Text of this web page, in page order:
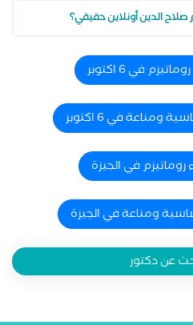
الدين أونلاين حقيقي؟
في 6 اكتوبر
في 6 اكتوبر
روماتيزم في الجيزة
ومناعة في الجيزة
عن دكتور